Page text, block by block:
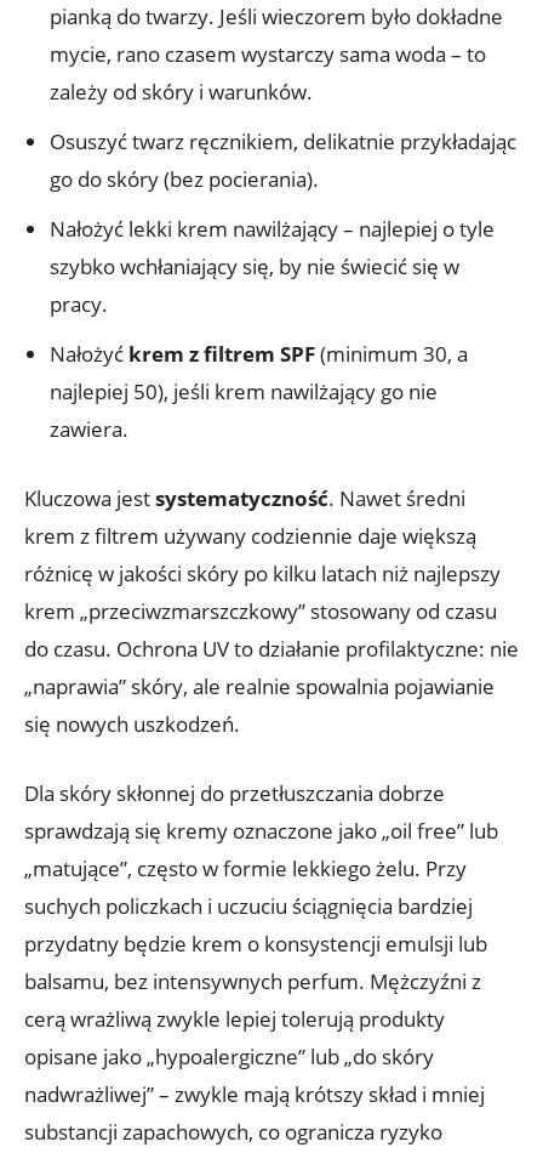
pianką do twarzy. Jeśli wieczorem było dokładne
mycie, rano czasem wystarczy sama woda – to
zależy od skóry i warunków.
Osuszyć twarz ręcznikiem, delikatnie przykładając
go do skóry (bez pocierania).
Nałożyć lekki krem nawilżający – najlepiej o tyle
szybko wchłaniający się, by nie świecić się w
pracy.
Nałożyć krem z filtrem SPF(minimum 30, a
najlepiej 50), jeśli krem nawilżający go nie
zawiera.
Kluczowa jestsystematyczność. Nawet średni
krem z filtrem używany codziennie daje większą
różnicę w jakości skóry po kilku latach niż najlepszy
krem „przeciwzmarszczkowy” stosowany od czasu
do czasu. Ochrona UV to działanie profilaktyczne: nie
„naprawia” skóry, ale realnie spowalnia pojawianie
się nowych uszkodzeń.
Dla skóry skłonnej do przetłuszczania dobrze
sprawdzają się kremy oznaczone jako „oil free” lub
„matujące”, często w formie lekkiego żelu. Przy
suchych policzkach i uczuciu ściągnięcia bardziej
przydatny będzie krem o konsystencji emulsji lub
balsamu, bez intensywnych perfum. Mężczyźni z
cerą wrażliwą zwykle lepiej tolerują produkty
opisane jako „hypoalergiczne” lub „do skóry
nadwrażliwej” – zwykle mają krótszy skład i mniej
substancji zapachowych, co ogranicza ryzyko